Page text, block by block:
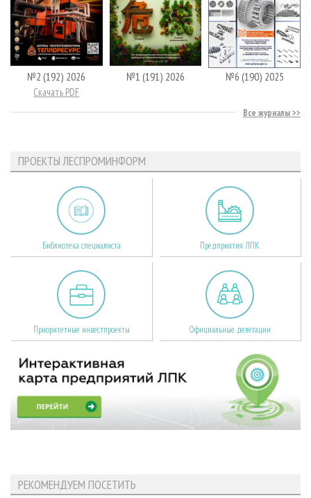
№2 (192) 2026
Скачать PDF
№1 (191) 2026 №6 (190) 2025
Все журналы
ПРОЕКТЫ ЛЕСПРОМИНФОРМ
Библиотека специалиста Предприятия ЛПК
Приоритетные инвестпроекты Официальные делегации
РЕКОМЕНДУЕМ ПОСЕТИТЬ